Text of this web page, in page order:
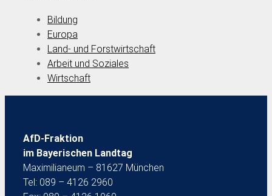
Bildung
Europa
Land- und Forstwirtschaft
Arbeit und Soziales
Wirtschaft
AfD-Fraktion
im Bayerischen Landtag
Maximilianeum – 81627 München
Tel: 089 – 4126 2960